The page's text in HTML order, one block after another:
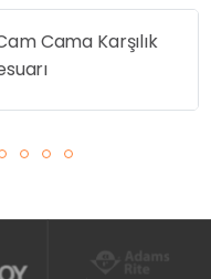
Cama Karşılık